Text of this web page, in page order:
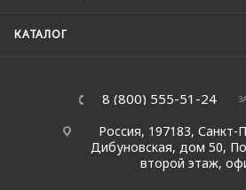
КАТАЛОГ
8 (800) 555-51-24
Россия, 197183, Санкт-
Дибуновская, дом 50,
второй этаж,